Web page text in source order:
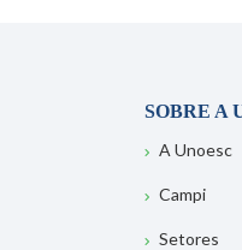
SOBRE A
A Unoesc
Campi
Setores